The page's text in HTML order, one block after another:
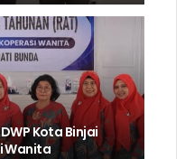
Kota Binjai
Wanita